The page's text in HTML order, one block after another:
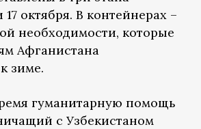
17 октября. В контейнерах –
необходимости, которые
Афганистана
зиме.
гуманитарную помощь
с Узбекистаном